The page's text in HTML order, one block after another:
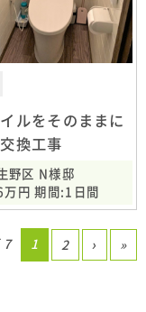
ルをそのままに
交換工事
野区 N様邸
万円 期間:1日間
7 1 2 › »